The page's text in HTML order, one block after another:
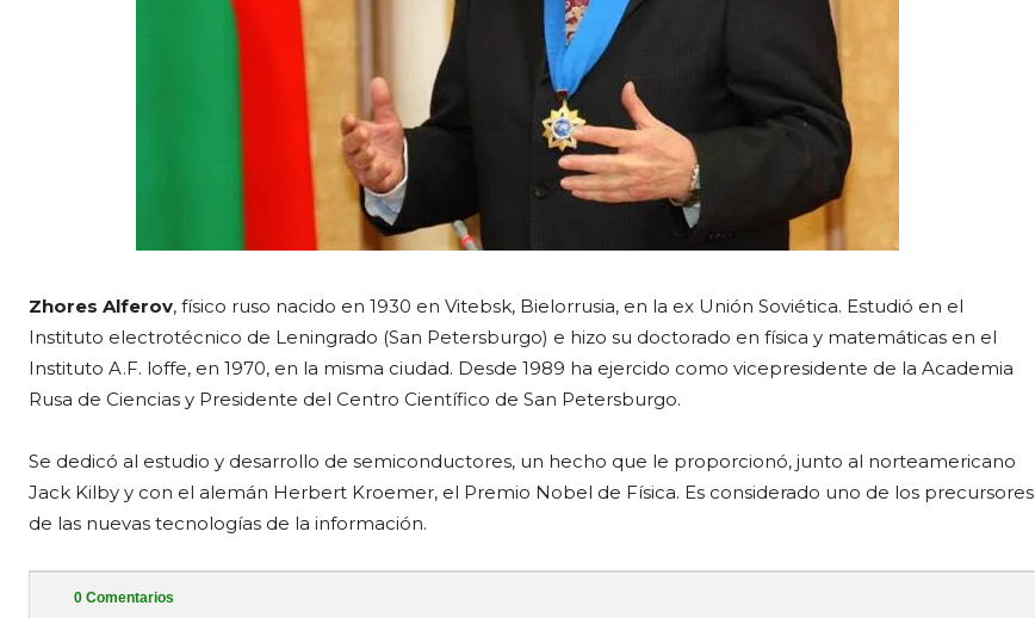
Zhores Alferov, físico ruso nacido en 1930 en Vitebsk, Bielorrusia, en la ex Unión Soviética. Estudió en el
Instituto electrotécnico de Leningrado (San Petersburgo) e hizo su doctorado en física y matemáticas en el
Instituto A.F. loffe, en 1970, en la misma ciudad. Desde 1989 ha ejercido como vicepresidente de la Academia
Rusa de Ciencias y Presidente del Centro Científico de San Petersburgo.
Se dedicó al estudio y desarrollo de semiconductores, un hecho que le proporcionó, junto al norteamericano
Jack Kilby y con el alemán Herbert Kroemer, el Premio Nobel de Física. Es considerado uno de los precursores
de las nuevas tecnologías de la información.
0 Comentarios